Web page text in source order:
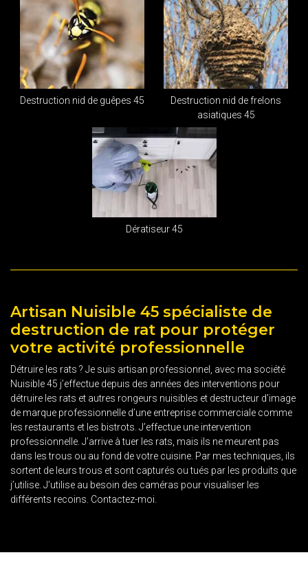
Destruction nid de guêpes 45
Destruction nid de frelons
asiatiques 45
Dératiseur 45
Artisan Nuisible 45 spécialiste de
destruction de rat pour protéger
votre activité professionnelle
Détruire les rats ? Je suis artisan professionnel, avec ma société
Nuisible 45 j’effectue depuis des années des interventions pour
détruire les rats et autres rongeurs nuisibles et destructeur d’image
de marque professionnelle d’une entreprise commerciale comme
les restaurants et les bistrots. J’effectue une intervention
professionnelle. J’arrive à tuer les rats, mais ils ne meurent pas
dans les trous ou au fond de votre cuisine. Par mes techniques, ils
sortent de leurs trous et sont capturés ou tués par les produits que
j’utilise. J’utilise au besoin des caméras pour visualiser les
différents recoins. Contactez-moi.